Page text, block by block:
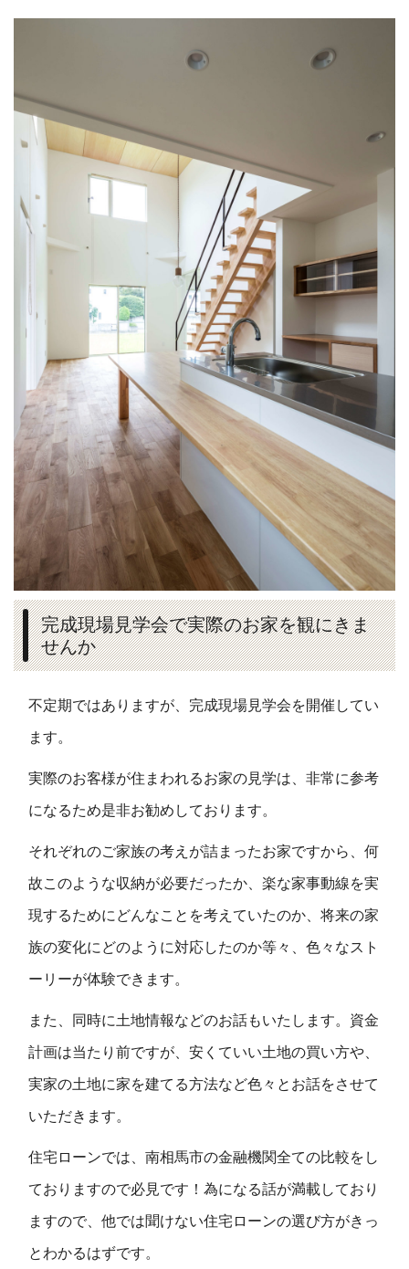
完成現場見学会で実際のお家を観にきま
せんか
不定期ではありますが、完成現場見学会を開催してい
ます。
実際のお客様が住まわれるお家の見学は、非常に参考
になるため是非お勧めしております。
それぞれのご家族の考えが詰まったお家ですから、何
故このような収納が必要だったか、楽な家事動線を実
現するためにどんなことを考えていたのか、将来の家
族の変化にどのように対応したのか等々、色々なスト
ーリーが体験できます。
また、同時に土地情報などのお話もいたします。資金
計画は当たり前ですが、安くていい土地の買い方や、
実家の土地に家を建てる方法など色々とお話をさせて
いただきます。
住宅ローンでは、南相馬市の金融機関全ての比較をし
ておりますので必見です！為になる話が満載しており
ますので、他では聞けない住宅ローンの選び方がきっ
とわかるはずです。